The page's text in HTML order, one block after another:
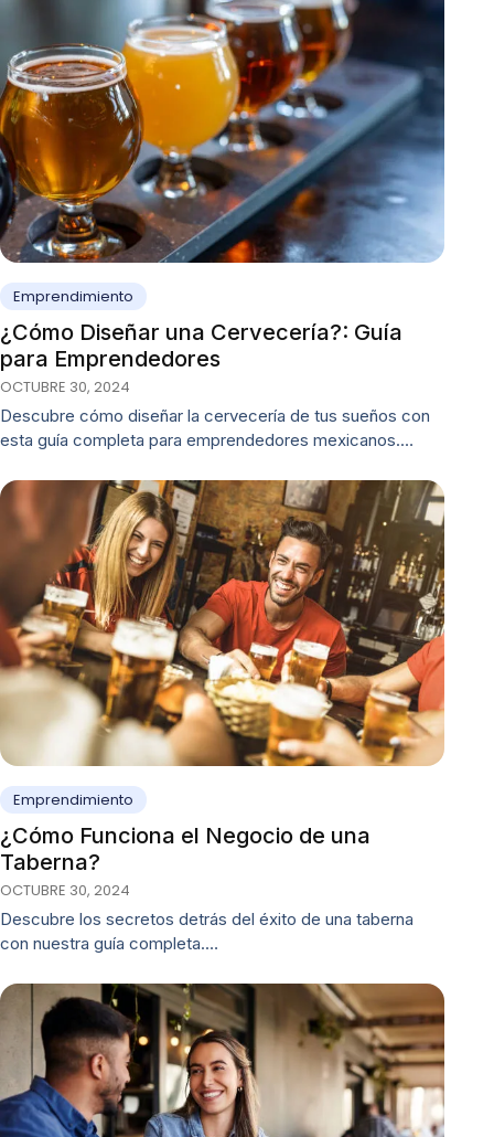
Emprendimiento
¿Cómo Diseñar una Cervecería?: Guía
para Emprendedores
OCTUBRE 30, 2024
Descubre cómo diseñar la cervecería de tus sueños con
esta guía completa para emprendedores mexicanos.…
Emprendimiento
¿Cómo Funciona el Negocio de una
Taberna?
OCTUBRE 30, 2024
Descubre los secretos detrás del éxito de una taberna
con nuestra guía completa.…